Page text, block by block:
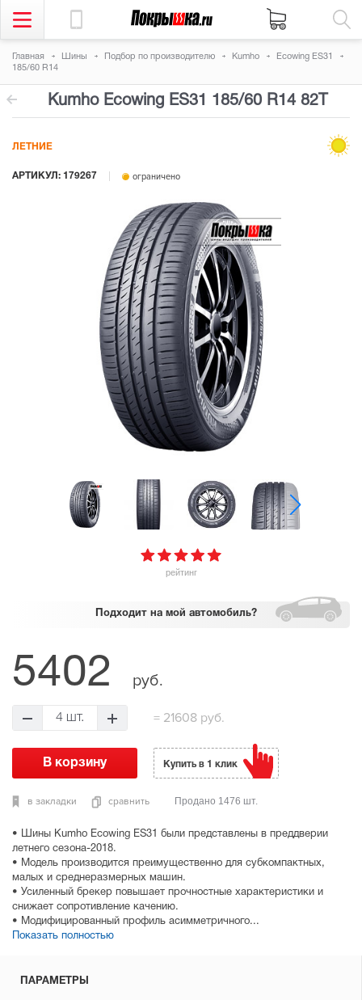
Главная Шины Подбор по производителю Kumho
Ecowing ES31
185/60 R14
Kumho Ecowing ES31 185/60 R14 82T
рейтинг
АРТИКУЛ: 179267 ограничено
ЛЕТНИЕ
Подходит на мой автомобиль?
• Шины Kumho Ecowing ES31 были представлены в преддверии
летнего сезона-2018.
• Модель производится преимущественно для субкомпактных,
малых и среднеразмерных машин.
• Усиленный брекер повышает прочностные характеристики и
снижает сопротивление качению.
• Модифицированный профиль асимметричного...
Показать полностью
5402 руб.
4 шт. = 21608 руб.
в закладки сравнить
Купить в 1 клик
Продано 1476 шт.
ПАРАМЕТРЫ